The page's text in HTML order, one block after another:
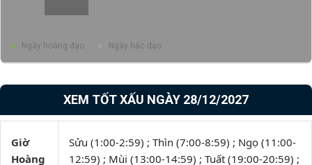
Ngày hoàng đạo Ngày hắc đạo
XEM TỐT XẤU NGÀY 28/12/2027
Giờ
Hoàng
Sửu (1:00-2:59) ; Thìn (7:00-8:59) ; Ngọ (11:00-
12:59) ; Mùi (13:00-14:59) ; Tuất (19:00-20:59) ;